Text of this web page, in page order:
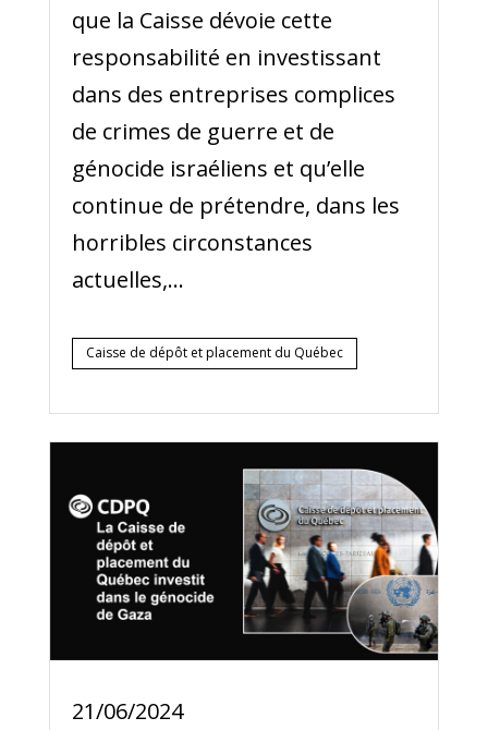
que la Caisse dévoie cette
responsabilité en investissant
dans des entreprises complices
de crimes de guerre et de
génocide israéliens et qu’elle
continue de prétendre, dans les
horribles circonstances
actuelles,...
Caisse de dépôt et placement du Québec
21/06/2024